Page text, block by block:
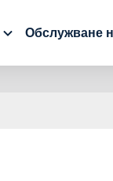
Обслужване